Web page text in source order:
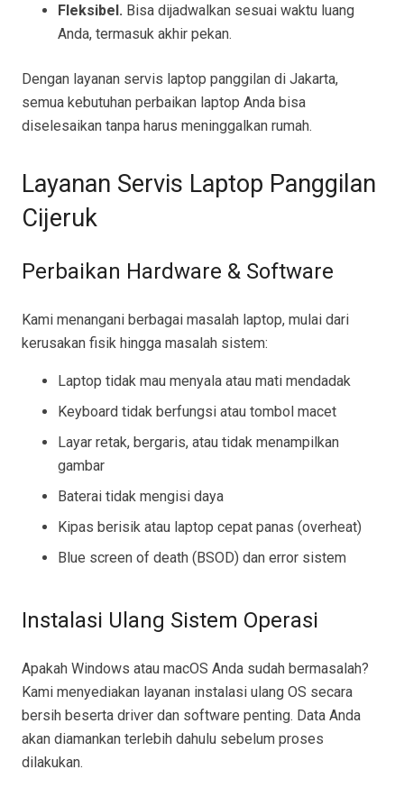
Fleksibel. Bisa dijadwalkan sesuai waktu luang
Anda, termasuk akhir pekan.
Dengan layanan servis laptop panggilan di Jakarta,
semua kebutuhan perbaikan laptop Anda bisa
diselesaikan tanpa harus meninggalkan rumah.
Layanan Servis Laptop Panggilan
Cijeruk
Perbaikan Hardware & Software
Kami menangani berbagai masalah laptop, mulai dari
kerusakan fisik hingga masalah sistem:
Laptop tidak mau menyala atau mati mendadak
Keyboard tidak berfungsi atau tombol macet
Layar retak, bergaris, atau tidak menampilkan
gambar
Baterai tidak mengisi daya
Kipas berisik atau laptop cepat panas (overheat)
Blue screen of death (BSOD) dan error sistem
Instalasi Ulang Sistem Operasi
Apakah Windows atau macOS Anda sudah bermasalah?
Kami menyediakan layanan instalasi ulang OS secara
bersih beserta driver dan software penting. Data Anda
akan diamankan terlebih dahulu sebelum proses
dilakukan.